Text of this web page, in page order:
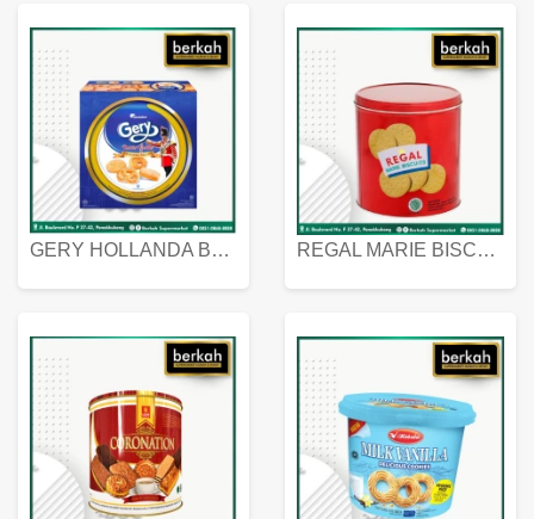
GERY HOLLANDA BUTTER COOKIES 450 GRAM REGAL MARIE BISCUIT KALENG 550 GRAM